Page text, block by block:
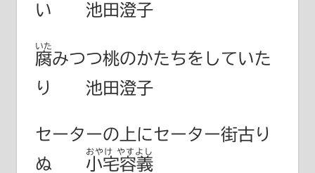
い 池田澄子
腐
いた
みつつ桃のかたちをしていた
り 池田澄子
セーターの上にセーター街古り
ぬ 小宅容義
おやけ やすよし